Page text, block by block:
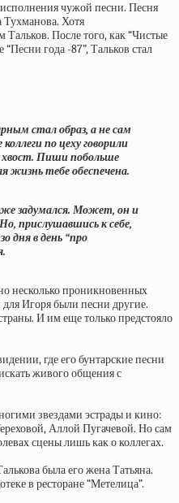
чужой песни. Песня
Тухманова. Хотя
После того, как “Чистые
года -87”, Тальков стал
стал образ, а не сам
по цеху говорили
хвост. Пиши побольше
жизнь тебе обеспечена.
задумался. Может, он и
прислушавшись к себе,
дня в день “про
несколько проникновенных
Игоря были песни другие.
И им еще только предстояло
где его бунтарские песни
живого общения с
звездами эстрады и кино:
Аллой Пугачевой. Но сам
сцены лишь как о коллегах.
была его жена Татьяна.
в ресторане “Метелица”.